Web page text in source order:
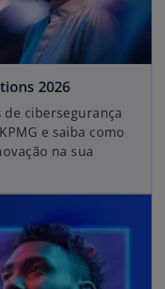
2026
cibersegurança
e saiba como
na sua